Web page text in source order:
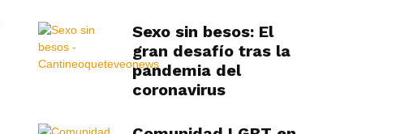
Sexo sin besos: El
gran desafío tras la
pandemia del
coronavirus